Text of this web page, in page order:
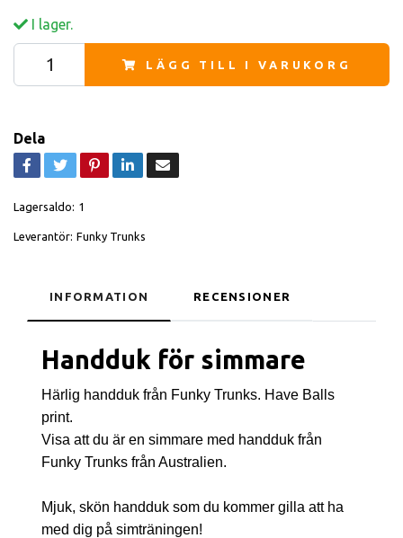
I lager.
LÄGG TILL I VARUKORG
Dela
Lagersaldo: 1
Leverantör: Funky Trunks
INFORMATION RECENSIONER
Handduk för simmare
Härlig handduk från Funky Trunks. Have Balls
print.
Visa att du är en simmare med handduk från
Funky Trunks från Australien.
Mjuk, skön handduk som du kommer gilla att ha
med dig på simträningen!